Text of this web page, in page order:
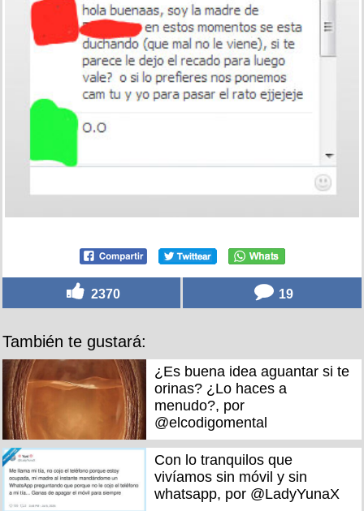
2370 19
También te gustará:
¿Es buena idea aguantar si te
orinas? ¿Lo haces a
menudo?, por
@elcodigomental
Con lo tranquilos que
vivíamos sin móvil y sin
whatsapp, por @LadyYunaX